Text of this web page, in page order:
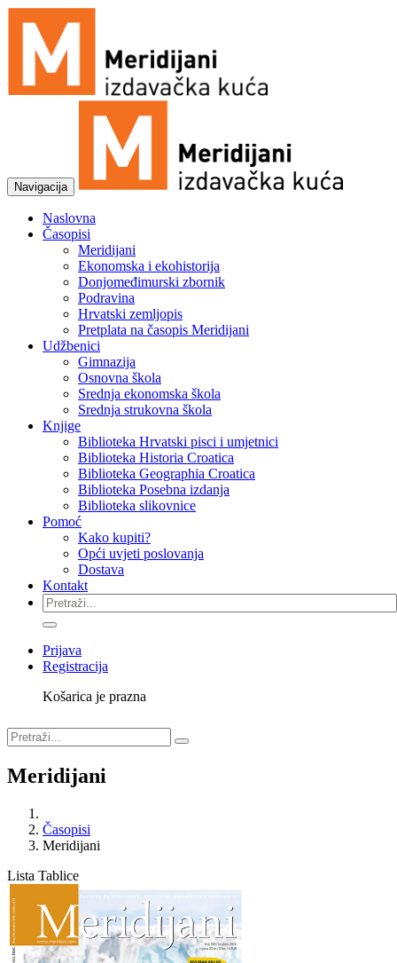
Navigacija
Naslovna
Časopisi
Meridijani
Ekonomska i ekohistorija
Donjomeđimurski zbornik
Podravina
Hrvatski zemljopis
Pretplata na časopis Meridijani
Udžbenici
Gimnazija
Osnovna škola
Srednja ekonomska škola
Srednja strukovna škola
Knjige
Biblioteka Hrvatski pisci i umjetnici
Biblioteka Historia Croatica
Biblioteka Geographia Croatica
Biblioteka Posebna izdanja
Biblioteka slikovnice
Pomoć
Kako kupiti?
Opći uvjeti poslovanja
Dostava
Kontakt
Prijava
Registracija
Košarica je prazna
Meridijani
Časopisi
Meridijani
Lista Tablice